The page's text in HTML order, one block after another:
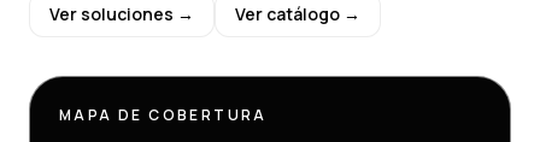
Ver soluciones → Ver catálogo →
MAPA DE COBERTURA